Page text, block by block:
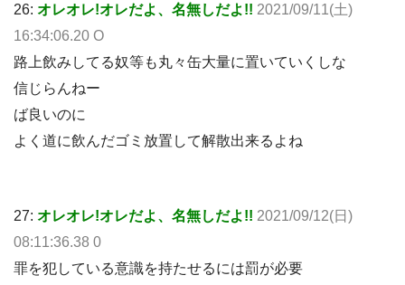
26: オレオレ!オレだよ、名無しだよ!! 2021/09/11(土)
16:34:06.20 O
路上飲みしてる奴等も丸々缶大量に置いていくしな
信じらんねー
ば良いのに
よく道に飲んだゴミ放置して解散出来るよね
27: オレオレ!オレだよ、名無しだよ!! 2021/09/12(日)
08:11:36.38 0
罪を犯している意識を持たせるには罰が必要